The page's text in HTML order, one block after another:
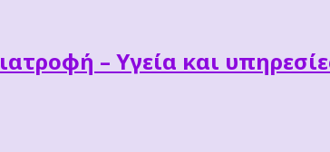
– Υγεία και